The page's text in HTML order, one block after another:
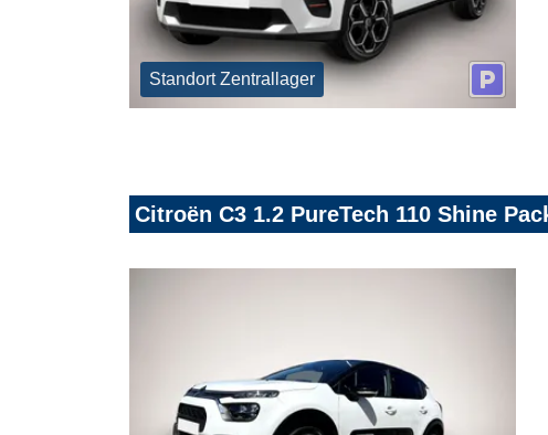
Standort Zentrallager
Citroën C3 1.2 PureTech 110 Shine